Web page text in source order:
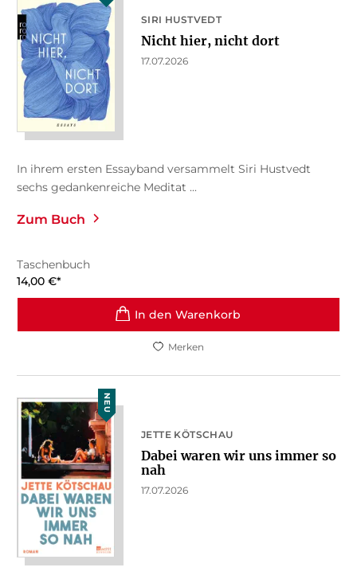
SIRI HUSTVEDT
Nicht hier, nicht dort
17.07.2026
In ihrem ersten Essayband versammelt Siri Hustvedt
sechs gedankenreiche Meditat ...
Zum Buch
Taschenbuch
14,00 €*
In den Warenkorb
Merken
NEU
JETTE KÖTSCHAU
Dabei waren wir uns immer so
nah
17.07.2026